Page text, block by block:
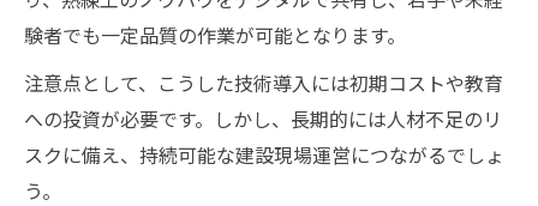
験者でも一定品質の作業が可能となります。
注意点として、こうした技術導入には初期コストや教育
への投資が必要です。しかし、長期的には人材不足のリ
スクに備え、持続可能な建設現場運営につながるでしょ
う。